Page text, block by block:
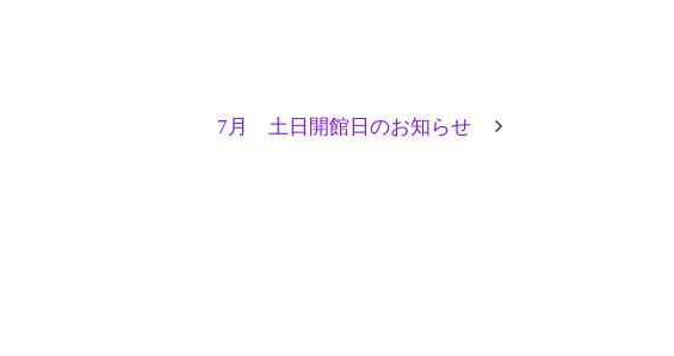
7月 土日開館日のお知らせ